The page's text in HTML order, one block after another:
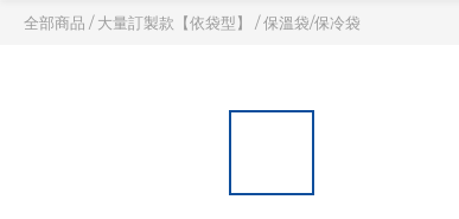
全部商品 /大量訂製款【依袋型】 /保溫袋/保冷袋